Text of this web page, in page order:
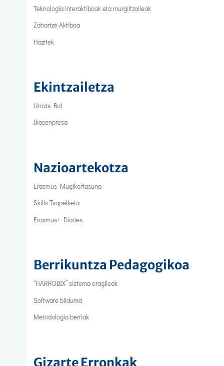
Teknologia interaktiboak eta murgiltzaileak
Zahartze Aktiboa
Hazitek
Ekintzailetza
Urrats Bat
Ikasenpresa
Nazioartekotza
Erasmus Mugikortasuna
Skills Txapelketa
Erasmus+ Diaries
Berrikuntza Pedagogikoa
“HARROBIX” sistema eragileak
Software bilduma
Metodologia berriak
Gizarte Erronkak